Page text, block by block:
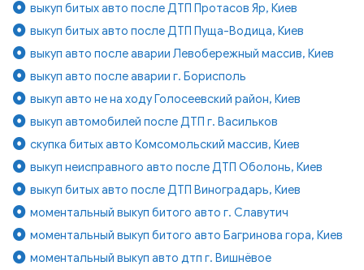
выкуп битых авто после ДТП Протасов Яр, Киев
выкуп битых авто после ДТП Пуща-Водица, Киев
выкуп авто после аварии Левобережный массив, Киев
выкуп авто после аварии г. Борисполь
выкуп авто не на ходу Голосеевский район, Киев
выкуп автомобилей после ДТП г. Васильков
скупка битых авто Комсомольский массив, Киев
выкуп неисправного авто после ДТП Оболонь, Киев
выкуп битых авто после ДТП Виноградарь, Киев
моментальный выкуп битого авто г. Славутич
моментальный выкуп битого авто Багринова гора, Киев
моментальный выкуп авто дтп г. Вишнёвое